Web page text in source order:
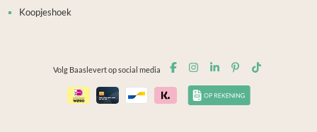
Koopjeshoek
Volg Baaslevert op social media